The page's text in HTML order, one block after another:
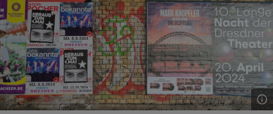
Name Provider / Domain